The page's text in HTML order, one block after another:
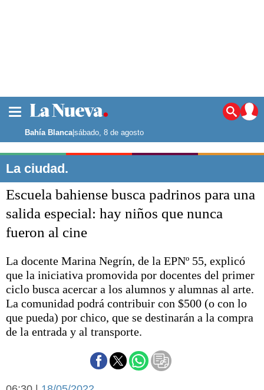
Noticias
La ciudad
Punta Alta
El mundo
Seguridad
Liga del Sur
Básquetbol
Fútbol
Federal A
Arte y cultura
Aplausos
Cines
Economía y campo
Economía y finanzas
Con el campo
Bahía Blanca|sábado, 8 de agosto
La ciudad.
Escuela bahiense busca padrinos para una
salida especial: hay niños que nunca
fueron al cine
La docente Marina Negrín, de la EPNº 55, explicó
que la iniciativa promovida por docentes del primer
ciclo busca acercar a los alumnos y alumnas al arte.
La comunidad podrá contribuir con $500 (o con lo
que pueda) por chico, que se destinarán a la compra
de la entrada y al transporte.